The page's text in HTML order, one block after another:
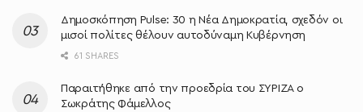
Δημοσκόπηση Pulse: 30 η Νέα Δημοκρατία, σχεδόν οι
μισοί πολίτες θέλουν αυτοδύναμη Κυβέρνηση
61 SHARES
Παραιτήθηκε από την προεδρία του ΣΥΡΙΖΑ ο
Σωκράτης Φάμελλος